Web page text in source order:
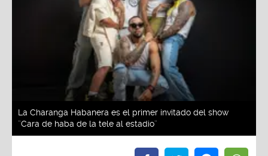
La Charanga Habanera es el primer invitado del show
¨Cara de haba de la tele al estadio¨